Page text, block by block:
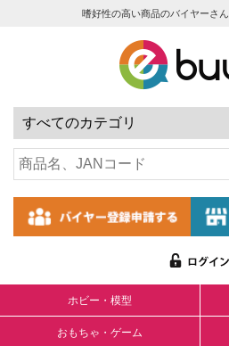
嗜好性の高い商品のバイヤーさ
ホビー・模型
おもちゃ・ゲーム